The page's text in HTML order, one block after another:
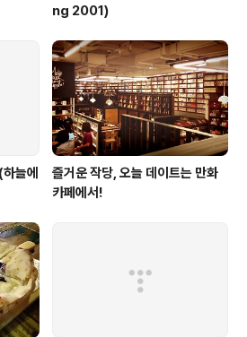
ng 2001)
늘에
즐거운 작당, 오늘 데이트는 만화
카페에서!